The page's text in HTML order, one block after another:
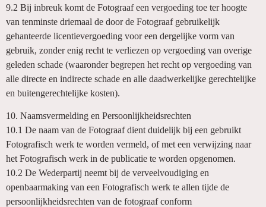
9.2 Bij inbreuk komt de Fotograaf een vergoeding toe ter hoogte
van tenminste driemaal de door de Fotograaf gebruikelijk
gehanteerde licentievergoeding voor een dergelijke vorm van
gebruik, zonder enig recht te verliezen op vergoeding van overige
geleden schade (waaronder begrepen het recht op vergoeding van
alle directe en indirecte schade en alle daadwerkelijke gerechtelijke
en buitengerechtelijke kosten).
10. Naamsvermelding en Persoonlijkheidsrechten
10.1 De naam van de Fotograaf dient duidelijk bij een gebruikt
Fotografisch werk te worden vermeld, of met een verwijzing naar
het Fotografisch werk in de publicatie te worden opgenomen.
10.2 De Wederpartij neemt bij de verveelvoudiging en
openbaarmaking van een Fotografisch werk te allen tijde de
persoonlijkheidsrechten van de fotograaf conform